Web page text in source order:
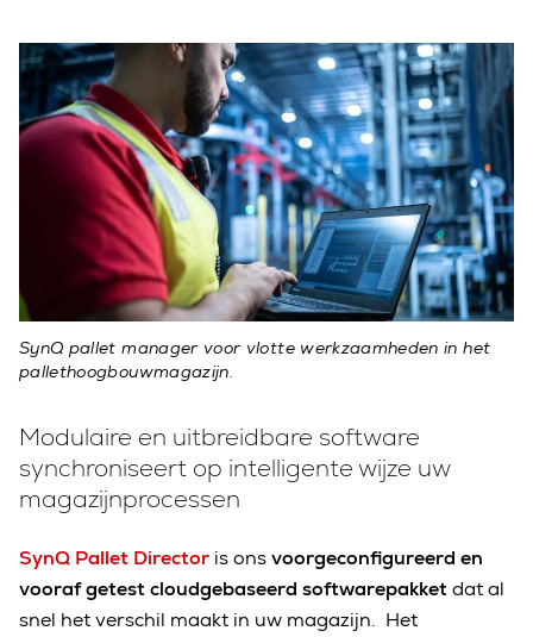
SynQ pallet manager voor vlotte werkzaamheden in het
pallethoogbouwmagazijn.
Modulaire en uitbreidbare software
synchroniseert op intelligente wijze uw
magazijnprocessen
SynQ Pallet Director is onsvoorgeconfigureerd en
vooraf getest cloudgebaseerd softwarepakketdat al
snel het verschil maakt in uw magazijn. Het